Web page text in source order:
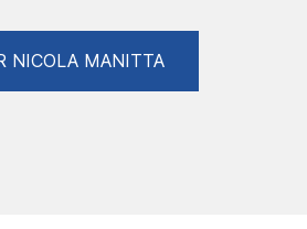
NICOLA MANITTA